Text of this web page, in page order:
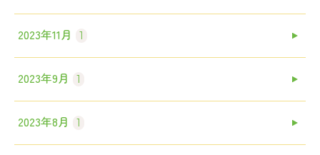
2023年11月 1
2023年9月 1
2023年8月 1